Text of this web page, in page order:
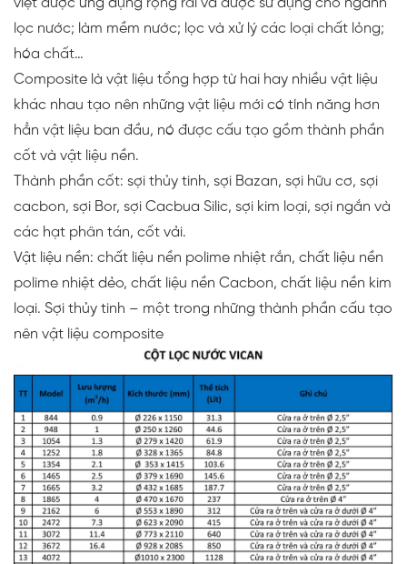
việt được ứng dụng rộng rãi và được sử dụng cho ngành
lọc nước; làm mềm nước; lọc và xử lý các loại chất lỏng;
hóa chất…
Composite là vật liệu tổng hợp từ hai hay nhiều vật liệu
khác nhau tạo nên những vật liệu mới có tính năng hơn
hẳn vật liệu ban đầu, nó được cấu tạo gồm thành phần
cốt và vật liệu nền.
Thành phần cốt: sợi thủy tinh, sợi Bazan, sợi hữu cơ, sợi
cacbon, sợi Bor, sợi Cacbua Silic, sợi kim loại, sợi ngắn và
các hạt phân tán, cốt vải.
Vật liệu nền: chất liệu nền polime nhiệt rắn, chất liệu nền
polime nhiệt dẻo, chất liệu nền Cacbon, chất liệu nền kim
loại. Sợi thủy tinh – một trong những thành phần cấu tạo
nên vật liệu composite